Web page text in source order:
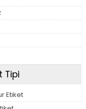
Tipi
Etiket